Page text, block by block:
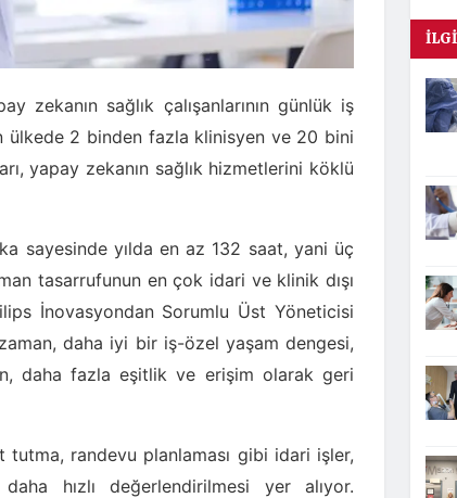
zekanın sağlık çalışanlarının günlük iş
2 binden fazla klinisyen ve 20 bini
yapay zekanın sağlık hizmetlerini köklü
sayesinde yılda en az 132 saat, yani üç
tasarrufunun en çok idari ve klinik dışı
İnovasyondan Sorumlu Üst Yöneticisi
daha iyi bir iş-özel yaşam dengesi,
daha fazla eşitlik ve erişim olarak geri
tutma, randevu planlaması gibi idari işler,
hızlı değerlendirilmesi yer alıyor.